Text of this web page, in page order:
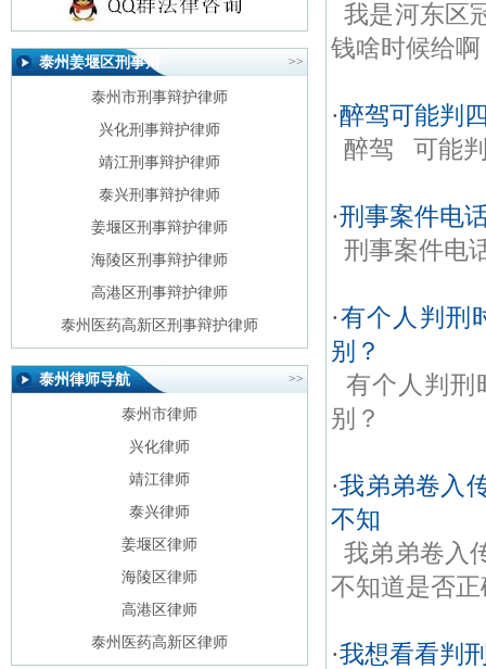
泰州姜堰区刑事辩
>>
泰州市刑事辩护律师
兴化刑事辩护律师
靖江刑事辩护律师
泰兴刑事辩护律师
姜堰区刑事辩护律师
海陵区刑事辩护律师
高港区刑事辩护律师
泰州医药高新区刑事辩护律师
泰州律师导航 >>
泰州市律师
兴化律师
靖江律师
泰兴律师
姜堰区律师
海陵区律师
高港区律师
泰州医药高新区律师
我是河东区
钱啥时候给啊
·醉驾可能判
醉驾 可能
·刑事案件电
刑事案件电
·有个人判刑
别？
有个人判刑
别？
·我弟弟卷入
不知
我弟弟卷入
不知道是否
·我想看看判